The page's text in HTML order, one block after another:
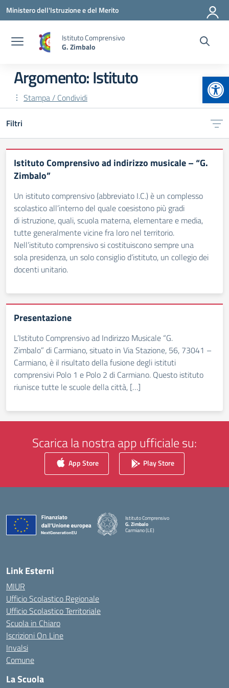
Vai ai contenuti
Vai al menu di navigazione
Vai al footer
Ministero dell'Istruzione e del Merito
Istituto Comprensivo
G. Zimbalo
Argomento: Istituto
Stampa / Condividi
Filtri
Istituto Comprensivo ad indirizzo musicale – “G.
Zimbalo”
Un istituto comprensivo (abbreviato I.C.) è un complesso
scolastico all’interno del quale coesistono più gradi
di istruzione, quali, scuola materna, elementare e media,
tutte generalmente vicine fra loro nel territorio.
Nell’istituto comprensivo si costituiscono sempre una
sola presidenza, un solo consiglio d’istituto, un collegio dei
docenti unitario.
Presentazione
L’Istituto Comprensivo ad Indirizzo Musicale “G.
Zimbalo” di Carmiano, situato in Via Stazione, 56, 73041 –
Carmiano, è il risultato della fusione degli istituti
comprensivi Polo 1 e Polo 2 di Carmiano. Questo istituto
riunisce tutte le scuole della città, […]
Scarica la nostra app ufficiale su:
App Store Play Store
Istituto Comprensivo
G. Zimbalo
Carmiano (LE)
Link Esterni
MIUR
Ufficio Scolastico Regionale
Ufficio Scolastico Territoriale
Scuola in Chiaro
Iscrizioni On Line
Invalsi
Comune
La Scuola